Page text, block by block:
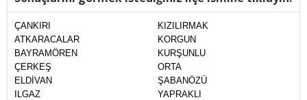
ÇANKIRI
ATKARACALAR
BAYRAMÖREN
ÇERKEŞ
ELDİVAN
ILGAZ
KIZILIRMAK
KORGUN
KURŞUNLU
ORTA
ŞABANÖZÜ
YAPRAKLI